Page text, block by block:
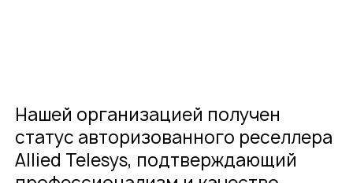
Нашей организацией получен
статус авторизованного реселлера
Allied Telesys, подтверждающий